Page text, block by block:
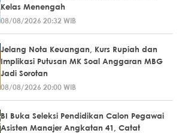
Kelas Menengah
08/08/2026 20:32 WIB
Jelang Nota Keuangan, Kurs Rupiah dan
Implikasi Putusan MK Soal Anggaran MBG
Jadi Sorotan
08/08/2026 20:00 WIB
BI Buka Seleksi Pendidikan Calon Pegawai
Asisten Manajer Angkatan 41, Catat